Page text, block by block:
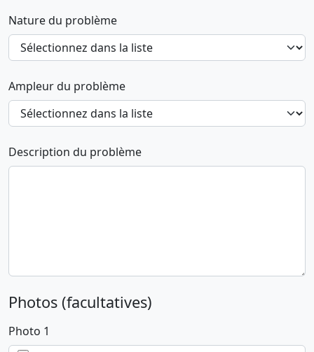
Nature du problème
Ampleur du problème
Description du problème
Photos (facultatives)
Photo 1